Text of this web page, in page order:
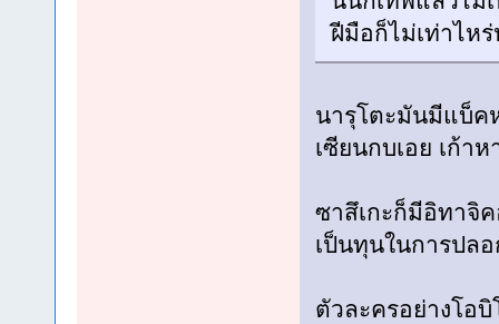
ฝีมือก็ไม่เท่าไห
นารุโตะมันมีแบ็ค
เซียนกบเอย เก้า
ซาสึเกะก็มีอิทาจิ
เป็นทุนในการปลอ
ตัวละครอย่างโอบิ